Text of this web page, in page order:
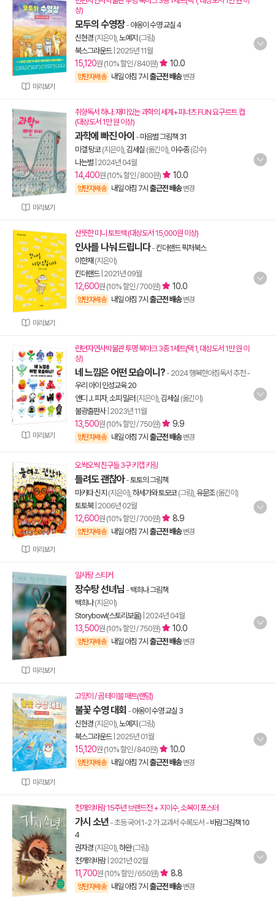
미리보기
상)
모두의 수영장- 야옹이 수영 교실 4
신현경 (지은이), 노예지 (그림)
북스그라운드| 2025년 11월
15,120원 (10% 할인 / 840원) 10.0
양탄자배송 내일 아침 7시 출근전 배송 변경
미리보기
취향독서 하나. 재미있는 과학의 세계+피너츠 FUN 요구르트 컵
(대상도서 1만 원 이상)
과학에 빠진 아이 - 마음별 그림책 31
미겔 탕코(지은이), 김세실 (옮긴이), 이수종(감수)
나는별 2024년 04월
14,400원 (10% 할인 / 800원) 10.0
양탄자배송 내일 아침 7시 출근전 배송 변경
미리보기
산뜻한 미니 토트백 (대상도서 15,000원 이상)
인사를 나눠 드립니다-킨더랜드 픽처북스
이한재 (지은이)
킨더랜드| 2021년 09월
12,600원 (10% 할인 / 700원) 10.0
양탄자배송 내일 아침 7시 출근전 배송 변경
미리보기
런던자연사박물관 투명 북마크 3종 1세트(택 1, 대상도서 1만 원 이
상)
네 느낌은 어떤 모습이니? - 2024 행복한아침독서 추천-
우리 아이 인성교육 20
앤디 J. 피자, 소피 밀러 (지은이), 김세실 (옮긴이)
불광출판사| 2023년 11월
13,500원 (10% 할인 / 750원) 9.9
양탄자배송 내일 아침 7시 출근전 배송 변경
미리보기
오싹오싹 친구들 3구 키캡 키링
틀려도 괜찮아-토토의 그림책
마키타 신지 (지은이), 하세가와 토모코(그림), 유문조(옮긴이)
토토북| 2006년 02월
12,600원 (10% 할인 / 700원) 8.9
양탄자배송 내일 아침 7시 출근전 배송 변경
미리보기
알사탕 스티커
장수탕 선녀님 - 백희나 그림책
백희나(지은이)
Storybowl(스토리보울) 2024년 04월
13,500원 (10% 할인 / 750원) 10.0
양탄자배송 내일 아침 7시 출근전 배송 변경
미리보기
고양이 / 곰 테이블 매트(랜덤)
불꽃 수영 대회 - 야옹이 수영 교실 3
신현경 (지은이), 노예지 (그림)
북스그라운드| 2025년 01월
15,120원 (10% 할인 / 840원) 10.0
양탄자배송 내일 아침 7시 출근전 배송 변경
천개의바람 15주년 브랜드전 + 지이수, 소복이 포스터
가시 소년 - 초등 국어 1-2 가 교과서 수록도서 - 바람그림책 10
4
권자경 (지은이), 하완(그림)
천개의바람| 2021년 02월
11,700원 (10% 할인 / 650원) 8.8
양탄자배송 내일 아침 7시 출근전 배송 변경